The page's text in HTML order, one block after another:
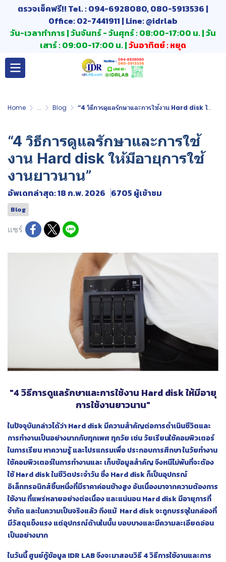
ตรวจเช็คฟรี!! Tel. : 094-6928080, 080-5913536 |
Office: 02-7441911 | Line: @idrlab
วัน-เวลาทำการ | วันจันทร์ - วันศุกร์ : 08:00-17:00 น. | วัน
เสาร์ : 09:00-17:00 น. |วันอาทิตย์ : หยุด
Home ... Blog “4 วิธีการดูแลรักษาและการใช้งาน Hard disk ให้มีอายุการใช้งานยาวนาน”
“4 วิธีการดูแลรักษาและการใช้
งาน Hard disk ให้มีอายุการใช้
งานยาวนาน”
อัพเดทล่าสุด: 18 ก.พ. 2026 6705 ผู้เข้าชม
Blog
แชร์
"4 วิธีการดูแลรักษาและการใช้งาน Hard disk ให้มีอายุ
การใช้งานยาวนาน"
ในปัจจุบันกล่าวได้ว่า Hard disk มีความสำคัญต่อการดำเนินชีวิตและ
การทำงานเป็นอย่างมากกับทุกเพศ ทุกวัย เช่น วัยเรียนใช้คอมพิวเตอร์
ในการเรียน หาความรู้ และโปรแกรมเพื่อ ประกอบการศึกษา ในวัยทำงาน
ใช้คอมพิวเตอร์ในการทำงานและ เก็บข้อมูลสำคัญ จึงหนีไม่พ้นที่จะต้อง
ใช้ Hard disk ในชีวิตประจำวัน ซึ่ง Hard disk ก็เป็นอุปกรณ์
อิเล็กทรอนิกส์ชิ้นหนึ่งที่มีราคาค่อนข้างสูง อันเนื่องมาจากความต้องการ
ใช้งาน ที่แพร่หลายอย่างต่อเนื่อง และแน่นอน Hard disk มีอายุการที่
จำกัด และในความเป็นจริงแล้ว ถึงแม้ Hard disk จะถูกบรรจุในกล่องที่
มีวัสดุแข็งแรง แต่อุปกรณ์ด้านในนั้น บอบบางและมีความละเอียดอ่อน
เป็นอย่างมาก
ในวันนี้ ศูนย์กู้ข้อมูล IDR LAB จึงจะมาสอนวิธี 4 วิธีการใช้งานและการ